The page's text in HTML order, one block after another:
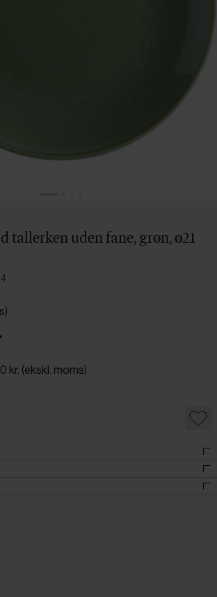
tallerken uden fane, grøn, ø21
kr. (ekskl. moms)